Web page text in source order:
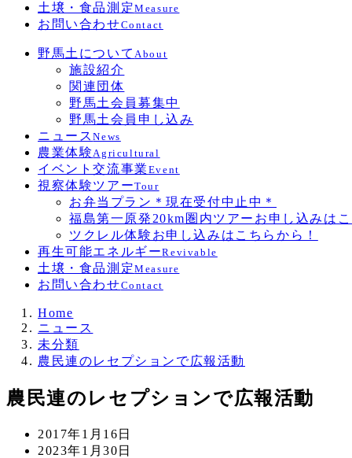
土壌・食品測定Measure
お問い合わせContact
野馬土について About
施設紹介
関連団体
野馬土会員募集中
野馬土会員申し込み
ニュースNews
農業体験Agricultural
イベント交流事業 Event
視察体験ツアーTour
お弁当プラン＊現在受付中止中＊
福島第一原発20km圏内ツアーお申し込みは
ツクレル体験お申し込みはこちらから！
再生可能エネルギーRevivable
土壌・食品測定Measure
お問い合わせContact
Home
ニュース
未分類
農民連のレセプションで広報活動
農民連のレセプションで広報活動
投
稿
2017年1月16日
更
2023年1月30日